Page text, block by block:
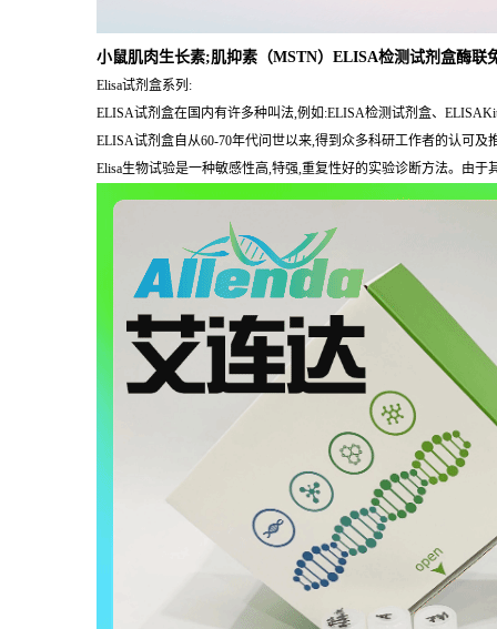
小鼠肌肉生长素;肌抑素（MSTN）ELISA检测试剂盒酶联
Elisa试剂盒系列:
ELISA试剂盒在国内有许多种叫法,例如:ELISA检测试剂盒、
ELISA试剂盒自从60-70年代问世以来,得到众多科研工作者的认可
Elisa生物试验是一种敏感性高,特强,重复性好的实验诊断方法。由